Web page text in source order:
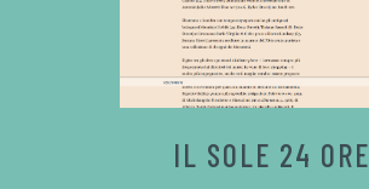
IL SOLE 24 ORE